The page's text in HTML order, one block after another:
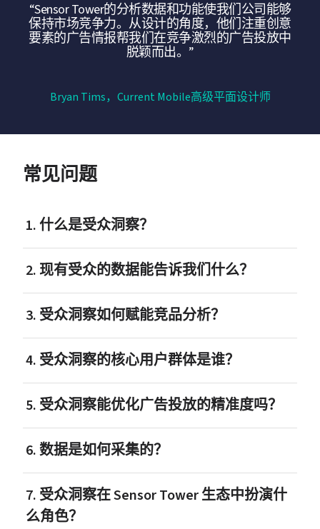
Bryan Tims，Current Mobile高级平面设计师
“Sensor Tower的分析数据和功能使我们公司能够
保持市场竞争力。从设计的角度，他们注重创意
要素的广告情报帮我们在竞争激烈的广告投放中
脱颖而出。”
常见问题
1. 什么是受众洞察？
2. 现有受众的数据能告诉我们什么？
3. 受众洞察如何赋能竞品分析？
4. 受众洞察的核心用户群体是谁？
5. 受众洞察能优化广告投放的精准度吗？
6. 数据是如何采集的？
7. 受众洞察在 Sensor Tower 生态中扮演什
么角色？